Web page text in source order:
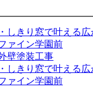
しきり窓で叶える
イン学園前
壁塗装工事
しきり窓で叶える
イン学園前